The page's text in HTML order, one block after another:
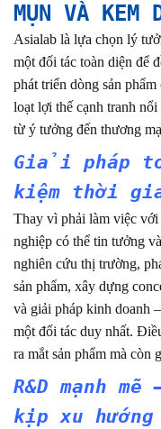
MỤN VÀ KEM
Asialab là lựa chọn lý
một đối tác toàn diện để
phát triển dòng sản
loạt lợi thế cạnh tranh
từ ý tưởng đến thương
Giải pháp
kiệm thời
Thay vì phải làm việc với
nghiệp có thể tin tưởng
nghiên cứu thị trường,
sản phẩm, xây dựng
và giải pháp kinh doanh
một đối tác duy nhất.
ra mắt sản phẩm mà còn
R&D mạnh
kịp xu hướng